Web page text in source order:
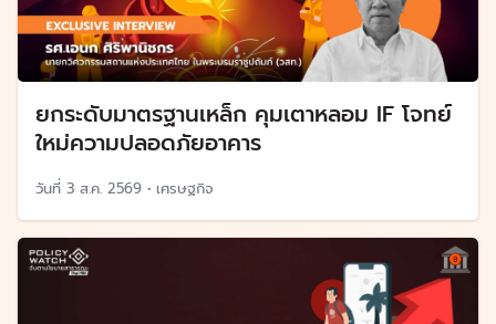
ยกระดับมาตรฐานเหล็ก คุมเตาหลอม IF โจทย์
ใหม่ความปลอดภัยอาคาร
วันที่ 3 ส.ค. 2569 • เศรษฐกิจ